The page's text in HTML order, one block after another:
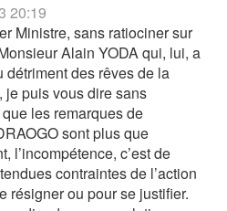
20:19
Ministre, sans ratiociner sur
Alain YODA qui, lui, a
des rêves de la
je puis vous dire sans
les remarques de
sont plus que
l’incompétence, c’est de
contraintes de l’action
résigner ou pour se justifier.